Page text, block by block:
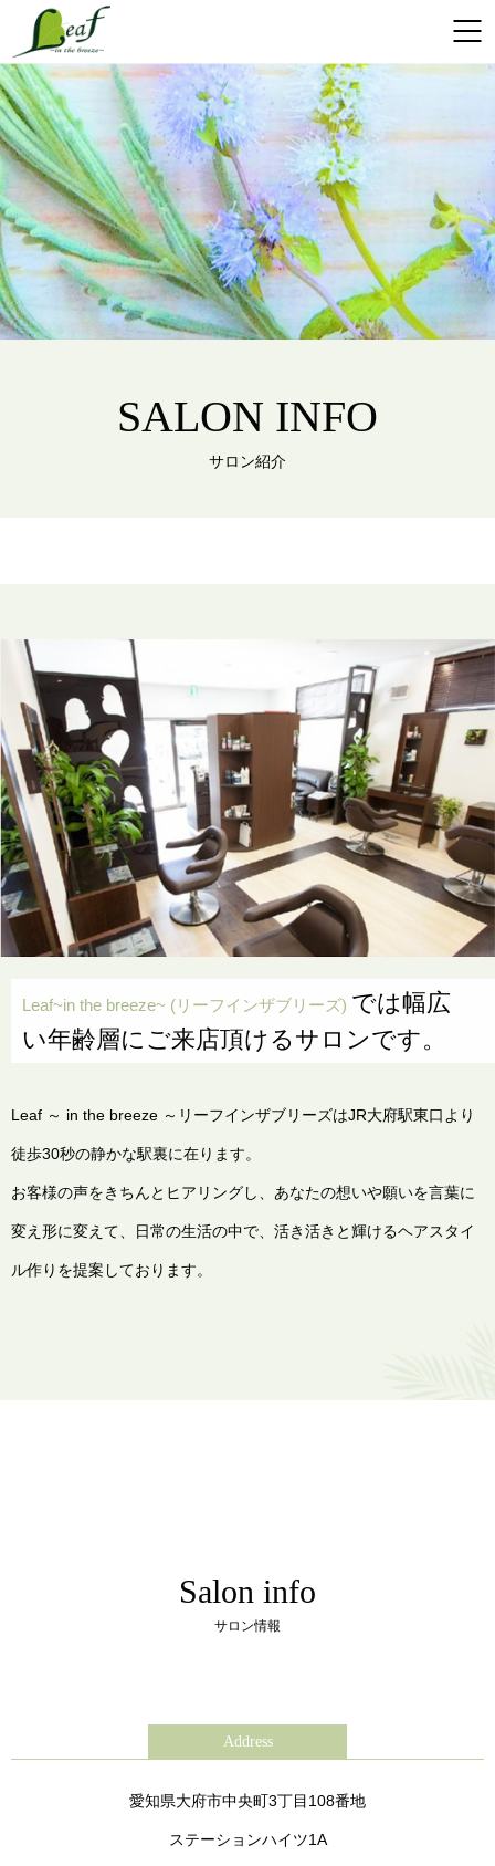
SALON INFO
サロン紹介
Leaf~in the breeze~ (リーフインザブリーズ) では​​​​​​​幅広
い年齢層にご来店頂けるサロンです。
Leaf ～ in the breeze ～リーフインザブリーズはJR大府駅東口より
徒歩30秒の静かな駅裏に在ります。
お客様の声をきちんとヒアリングし、あなたの想いや願いを言葉に
変え形に変えて、日常の生活の中で、活き活きと輝けるヘアスタイ
ル作りを提案しております。
Salon info
サロン情報
Address
愛知県大府市中央町3丁目108番地
ステーションハイツ1A